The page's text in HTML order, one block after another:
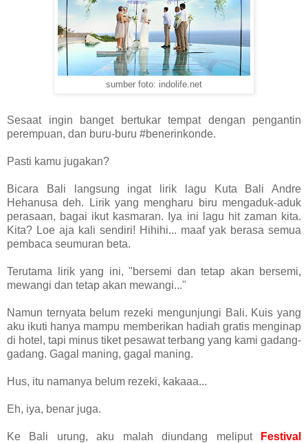
sumber foto: indolife.net
Sesaat ingin banget bertukar tempat dengan pengantin
perempuan, dan buru-buru #benerinkonde.
Pasti kamu jugakan?
Bicara Bali langsung ingat lirik lagu Kuta Bali Andre
Hehanusa deh. Lirik yang mengharu biru mengaduk-aduk
perasaan, bagai ikut kasmaran. Iya ini lagu hit zaman kita.
Kita? Loe aja kali sendiri! Hihihi... maaf yak berasa semua
pembaca seumuran beta.
Terutama lirik yang ini, "bersemi dan tetap akan bersemi,
mewangi dan tetap akan mewangi..."
Namun ternyata belum rezeki mengunjungi Bali. Kuis yang
aku ikuti hanya mampu memberikan hadiah gratis menginap
di hotel, tapi minus tiket pesawat terbang yang kami gadang-
gadang. Gagal maning, gagal maning.
Hus, itu namanya belum rezeki, kakaaa...
Eh, iya, benar juga.
Ke Bali urung, aku malah diundang meliput
Festival